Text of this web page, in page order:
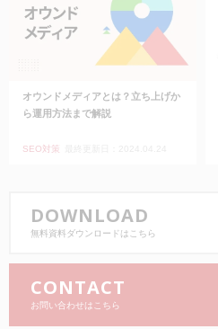
オウンドメディアとは？立ち上げか
ら運用方法まで解説
SEO対策
DOWNLOAD
無料資料ダウンロードはこちら
CONTACT
お問い合わせはこちら